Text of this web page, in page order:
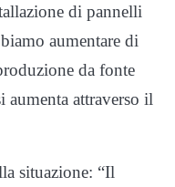
di pannelli
aumentare di
da fonte
aumenta attraverso il
situazione: “Il